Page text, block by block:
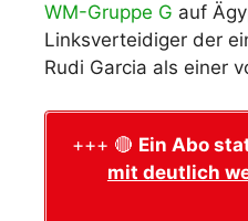
WM-Gruppe G auf
Linksverteidiger der
Rudi Garcia als einer
+++ 🔴 Ein Abo
mit deutlich